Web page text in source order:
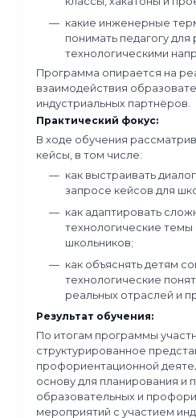
Современная
деятельность:
инструменты
Программа
устроена
и как переводить
образовательные
школьникам.
Участники
кто такой
компетенции
как говорить с
на одном языке;
как выявлять
превращать их в
проектов;
какие